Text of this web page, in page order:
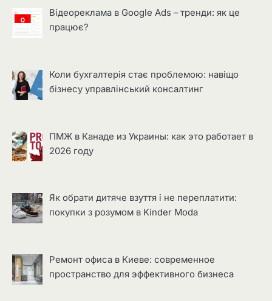
Відеореклама в Google Ads – тренди: як це
працює?
Коли бухгалтерія стає проблемою: навіщо
бізнесу управлінський консалтинг
ПМЖ в Канаде из Украины: как это работает в
2026 году
Як обрати дитяче взуття і не переплатити:
покупки з розумом в Kinder Moda
Ремонт офиса в Киеве: современное
пространство для эффективного бизнеса